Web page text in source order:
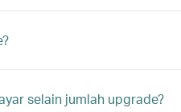
selain jumlah upgrade?